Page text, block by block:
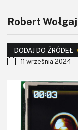
Dla
Robert
DODAJ DO ŹRÓDEŁ
11 września 2024